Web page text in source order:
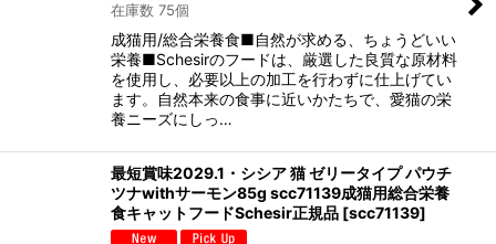
在庫数 75個
成猫用/総合栄養食■自然が求める、ちょうどいい
栄養■Schesirのフードは、厳選した良質な原材料
を使用し、必要以上の加工を行わずに仕上げてい
ます。自然本来の食事に近いかたちで、愛猫の栄
養ニーズにしっ…
最短賞味2029.1・シシア 猫 ゼリータイプ パウチ
ツナwithサーモン85g scc71139成猫用総合栄養
食キャットフードSchesir正規品 [scc71139]